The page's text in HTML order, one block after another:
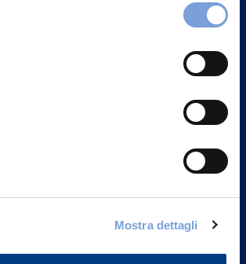
del sito nella sezione "Informativa
Mostra dettagli
S.p.A.